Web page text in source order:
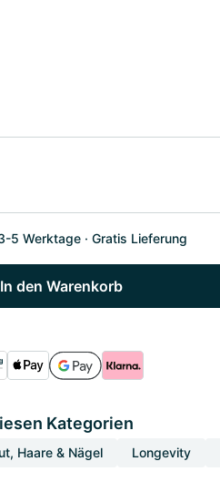
5 Werktage Gratis Lieferung
In den Warenkorb
Kategorien
Haare & Nägel Longevity